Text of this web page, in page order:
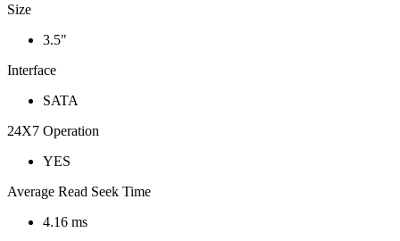
Size
3.5"
Interface
SATA
24X7 Operation
YES
Average Read Seek Time
4.16 ms